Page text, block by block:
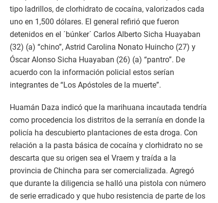
tipo ladrillos, de clorhidrato de cocaína, valorizados cada
uno en 1,500 dólares. El general refirió que fueron
detenidos en el ´búnker´ Carlos Alberto Sicha Huayaban
(32) (a) “chino”, Astrid Carolina Nonato Huincho (27) y
Óscar Alonso Sicha Huayaban (26) (a) “pantro”. De
acuerdo con la información policial estos serían
integrantes de “Los Apóstoles de la muerte”.
Huamán Daza indicó que la marihuana incautada tendría
como procedencia los distritos de la serranía en donde la
policía ha descubierto plantaciones de esta droga. Con
relación a la pasta básica de cocaína y clorhidrato no se
descarta que su origen sea el Vraem y traída a la
provincia de Chincha para ser comercializada. Agregó
que durante la diligencia se halló una pistola con número
de serie erradicado y que hubo resistencia de parte de los